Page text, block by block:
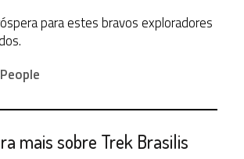
para estes bravos exploradores
mais sobre Trek Brasilis